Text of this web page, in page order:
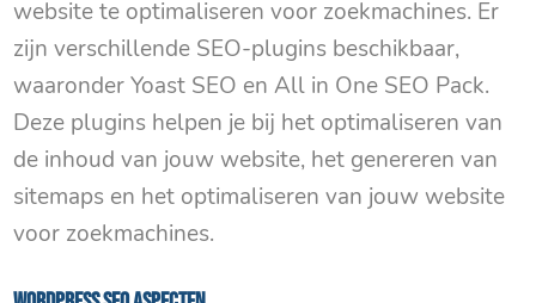
website te optimaliseren voor zoekmachines. Er
zijn verschillende SEO-plugins beschikbaar,
waaronder Yoast SEO en All in One SEO Pack.
Deze plugins helpen je bij het optimaliseren van
de inhoud van jouw website, het genereren van
sitemaps en het optimaliseren van jouw website
voor zoekmachines.